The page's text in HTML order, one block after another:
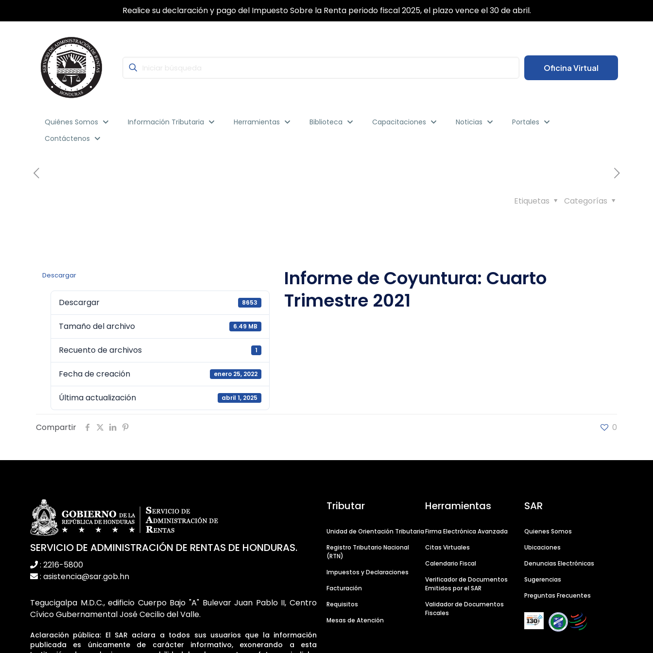
Realice su declaración y pago del Impuesto Sobre la Renta periodo fiscal 2025, el plazo vence el 30 de abril.
Oficina Virtual
Quiénes Somos Información Tributaria Herramientas Biblioteca Capacitaciones Noticias
Portales
Contáctenos
Categorías
Etiquetas
Descargar
Descargar 8653
Tamaño del archivo 6.49 MB
Recuento de archivos 1
Fecha de creación enero 25, 2022
Última actualización abril 1, 2025
Informe de Coyuntura: Cuarto
Trimestre 2021
Compartir 0
SERVICIO DE ADMINISTRACIÓN DE RENTAS DE HONDURAS.
: 2216-5800
: asistencia@sar.gob.hn
Tegucigalpa M.D.C., edificio Cuerpo Bajo "A" Bulevar Juan Pablo II, Centro
Cívico Gubernamental José Cecilio del Valle.
Aclaración pública: El SAR aclara a todos sus usuarios que la información
publicada es únicamente de carácter informativo, exonerando a esta
Tributar
Unidad de Orientación Tributaria
Registro Tributario Nacional
(RTN)
Impuestos y Declaraciones
Facturación
Requisitos
Mesas de Atención
Herramientas
Firma Electrónica Avanzada
Citas Virtuales
Calendario Fiscal
Verificador de Documentos
Emitidos por el SAR
Validador de Documentos
Fiscales
SAR
Quienes Somos
Ubicaciones
Denuncias Electrónicas
Sugerencias
Preguntas Frecuentes